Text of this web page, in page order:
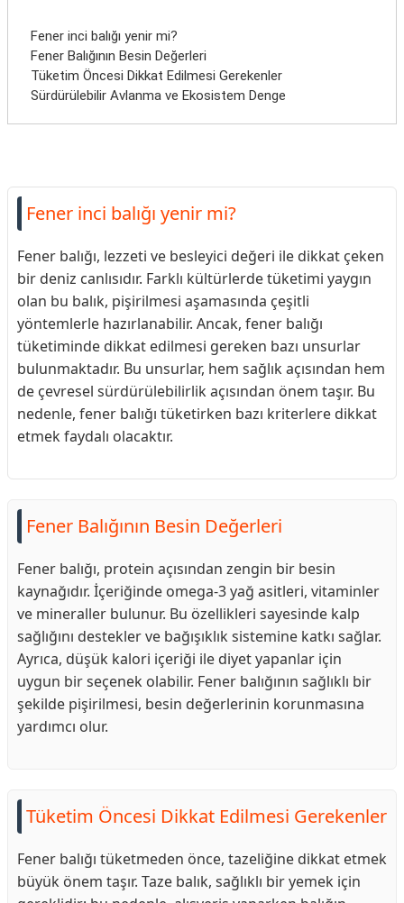
Fener inci balığı yenir mi?
Fener Balığının Besin Değerleri
Tüketim Öncesi Dikkat Edilmesi Gerekenler
Sürdürülebilir Avlanma ve Ekosistem Denge
Fener inci balığı yenir mi?
Fener balığı, lezzeti ve besleyici değeri ile dikkat çeken
bir deniz canlısıdır. Farklı kültürlerde tüketimi yaygın
olan bu balık, pişirilmesi aşamasında çeşitli
yöntemlerle hazırlanabilir. Ancak, fener balığı
tüketiminde dikkat edilmesi gereken bazı unsurlar
bulunmaktadır. Bu unsurlar, hem sağlık açısından hem
de çevresel sürdürülebilirlik açısından önem taşır. Bu
nedenle, fener balığı tüketirken bazı kriterlere dikkat
etmek faydalı olacaktır.
Fener Balığının Besin Değerleri
Fener balığı, protein açısından zengin bir besin
kaynağıdır. İçeriğinde omega-3 yağ asitleri, vitaminler
ve mineraller bulunur. Bu özellikleri sayesinde kalp
sağlığını destekler ve bağışıklık sistemine katkı sağlar.
Ayrıca, düşük kalori içeriği ile diyet yapanlar için
uygun bir seçenek olabilir. Fener balığının sağlıklı bir
şekilde pişirilmesi, besin değerlerinin korunmasına
yardımcı olur.
Tüketim Öncesi Dikkat Edilmesi Gerekenler
Fener balığı tüketmeden önce, tazeliğine dikkat etmek
büyük önem taşır. Taze balık, sağlıklı bir yemek için